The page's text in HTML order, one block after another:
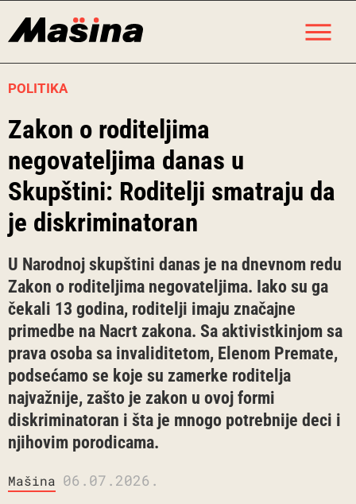
POLITIKA
Zakon o roditeljima
negovateljima danas u
Skupštini: Roditelji smatraju da
je diskriminatoran
U Narodnoj skupštini danas je na dnevnom redu
Zakon o roditeljima negovateljima. Iako su ga
čekali 13 godina, roditelji imaju značajne
primedbe na Nacrt zakona. Sa aktivistkinjom sa
prava osoba sa invaliditetom, Elenom Premate,
podsećamo se koje su zamerke roditelja
najvažnije, zašto je zakon u ovoj formi
diskriminatoran i šta je mnogo potrebnije deci i
njihovim porodicama.
Mašina 06.07.2026.